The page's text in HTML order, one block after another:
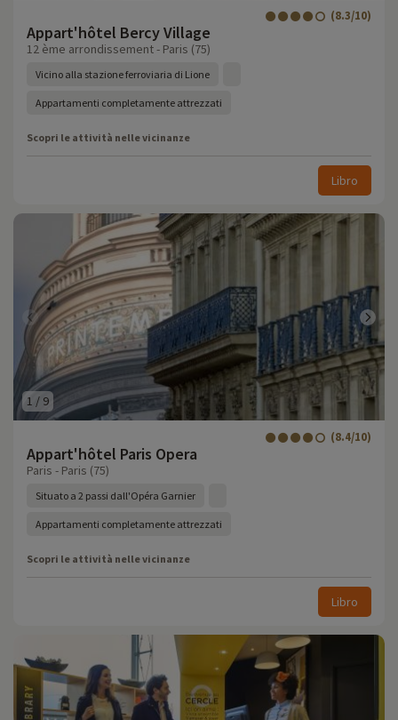
Appart'hôtel Bercy Village
(8.3/10)
12 ème arrondissement - Paris (75)
Vicino alla stazione ferroviaria di Lione
Appartamenti completamente attrezzati
Scopri le attività nelle vicinanze
Libro
1 / 9
Appart'hôtel Paris Opera
(8.4/10)
Paris - Paris (75)
Situato a 2 passi dall'Opéra Garnier
Appartamenti completamente attrezzati
Scopri le attività nelle vicinanze
Libro